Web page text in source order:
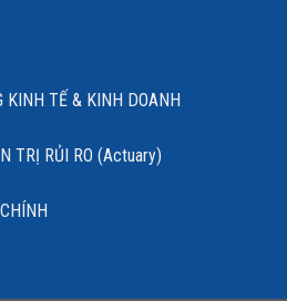
KINH TẾ & KINH DOANH
TRỊ RỦI RO (Actuary)